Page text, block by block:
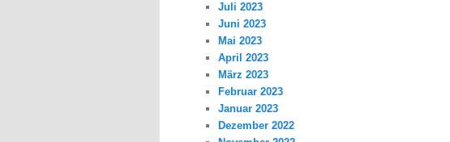
Juli 2023
Juni 2023
Mai 2023
April 2023
März 2023
Februar 2023
Januar 2023
Dezember 2022